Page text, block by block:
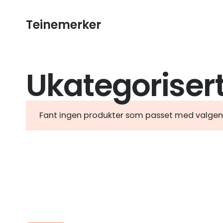
Teinemerker
Fant ingen produkter som passet med